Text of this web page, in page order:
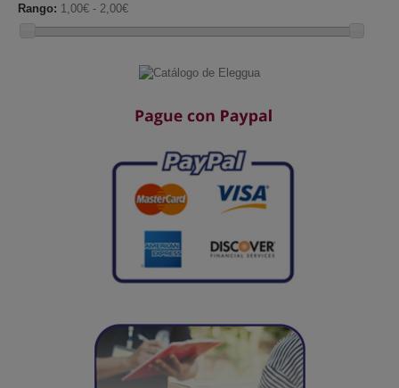
Rango: 1,00€ - 2,00€